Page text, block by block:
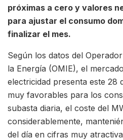
próximas a cero y valores
para ajustar el consumo
finalizar el mes.
Según los datos del
la Energía (OMIE), el
electricidad presenta este 28
muy favorables para los
subasta diaria, el coste del
considerablemente,
del día en cifras muy